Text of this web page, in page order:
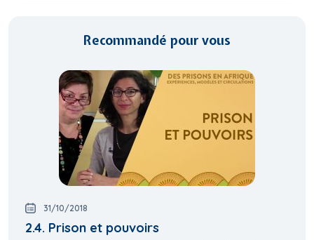
Recommandé pour vous
31/10/2018
2.4. Prison et pouvoirs